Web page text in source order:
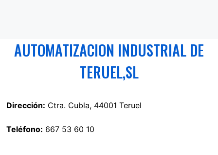
AUTOMATIZACION INDUSTRIAL DE
TERUEL,SL
Dirección: Ctra. Cubla, 44001 Teruel
Teléfono: 667 53 60 10